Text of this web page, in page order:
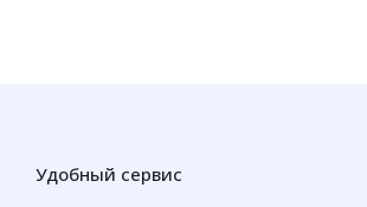
Удобный сервис